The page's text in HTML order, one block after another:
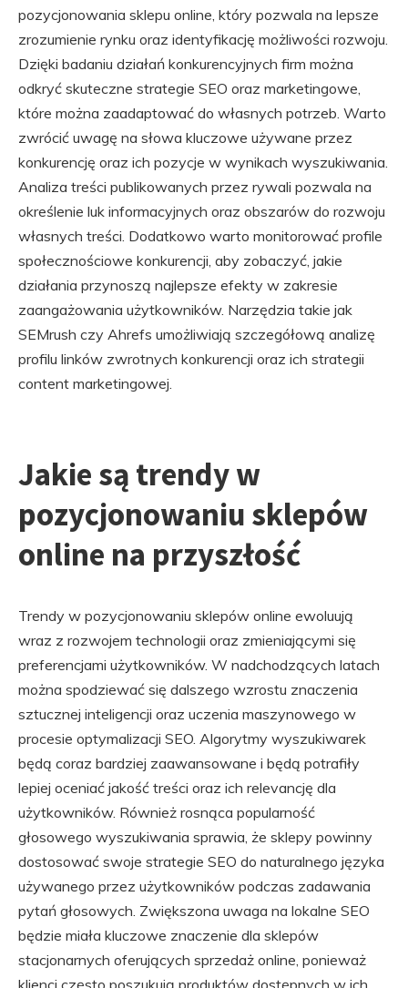
pozycjonowania sklepu online, który pozwala na lepsze
zrozumienie rynku oraz identyfikację możliwości rozwoju.
Dzięki badaniu działań konkurencyjnych firm można
odkryć skuteczne strategie SEO oraz marketingowe,
które można zaadaptować do własnych potrzeb. Warto
zwrócić uwagę na słowa kluczowe używane przez
konkurencję oraz ich pozycje w wynikach wyszukiwania.
Analiza treści publikowanych przez rywali pozwala na
określenie luk informacyjnych oraz obszarów do rozwoju
własnych treści. Dodatkowo warto monitorować profile
społecznościowe konkurencji, aby zobaczyć, jakie
działania przynoszą najlepsze efekty w zakresie
zaangażowania użytkowników. Narzędzia takie jak
SEMrush czy Ahrefs umożliwiają szczegółową analizę
profilu linków zwrotnych konkurencji oraz ich strategii
content marketingowej.
Jakie są trendy w
pozycjonowaniu sklepów
online na przyszłość
Trendy w pozycjonowaniu sklepów online ewoluują
wraz z rozwojem technologii oraz zmieniającymi się
preferencjami użytkowników. W nadchodzących latach
można spodziewać się dalszego wzrostu znaczenia
sztucznej inteligencji oraz uczenia maszynowego w
procesie optymalizacji SEO. Algorytmy wyszukiwarek
będą coraz bardziej zaawansowane i będą potrafiły
lepiej oceniać jakość treści oraz ich relevancję dla
użytkowników. Również rosnąca popularność
głosowego wyszukiwania sprawia, że sklepy powinny
dostosować swoje strategie SEO do naturalnego języka
używanego przez użytkowników podczas zadawania
pytań głosowych. Zwiększona uwaga na lokalne SEO
będzie miała kluczowe znaczenie dla sklepów
stacjonarnych oferujących sprzedaż online, ponieważ
klienci często poszukują produktów dostępnych w ich